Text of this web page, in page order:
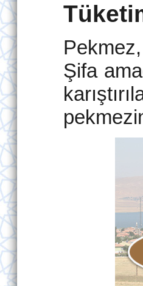
Şifa